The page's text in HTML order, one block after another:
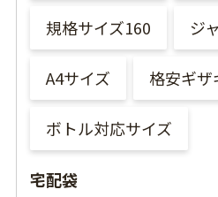
規格サイズ160 ジ
A4サイズ 格安ギザ
ボトル対応サイズ
宅配袋